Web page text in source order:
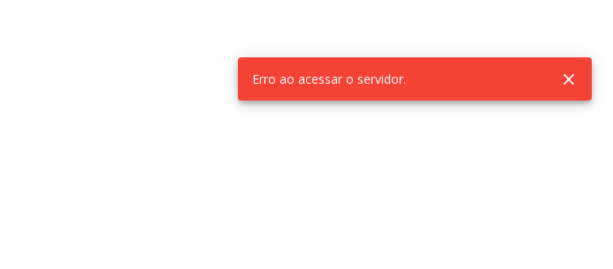
Erro ao acessar o servidor.